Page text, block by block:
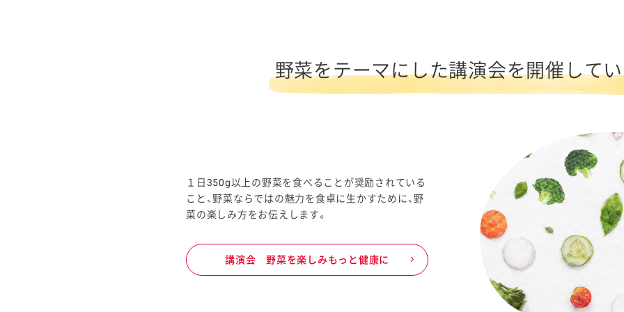
野菜をテーマにした講演会を開催して
１日350g以上の野菜を食べることが奨励されている
こと、野菜ならではの魅力を食卓に生かすために、野
菜の楽しみ方をお伝えします。
講演会 野菜を楽しみもっと健康に